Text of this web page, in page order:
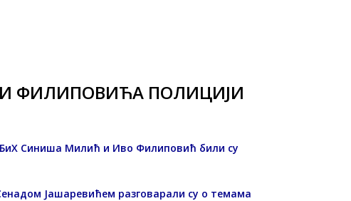
ФИЛИПОВИЋА ПОЛИЦИЈИ
БиХ Синиша Милић и Иво Филиповић били су
Јашаревићем разговарали су о темама